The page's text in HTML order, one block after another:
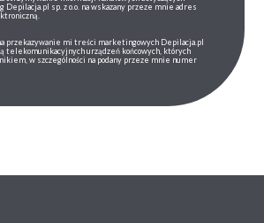
Depilacja.pl sp. z o.o. na wskazany przeze mnie adres
przekazywanie mi treści marketingowych Depilacja.pl
telekomunikacyjnych urządzeń końcowych, których
w szczególności na podany przeze mnie numer